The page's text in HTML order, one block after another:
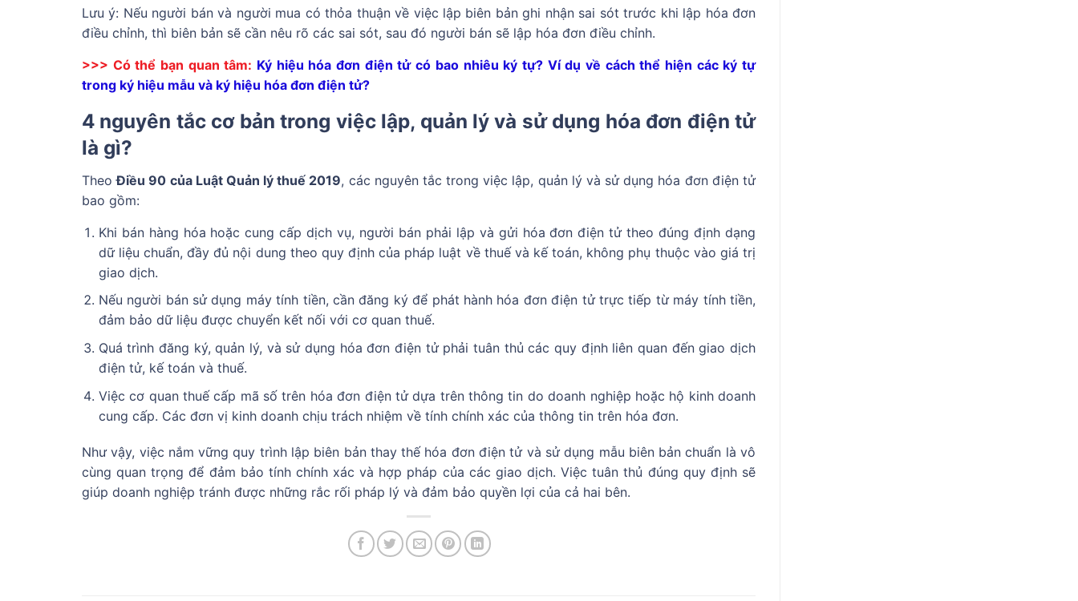
Lưu ý: Nếu người bán và người mua có thỏa thuận về việc lập biên bản ghi nhận sai sót trước khi lập hóa đơn
điều chỉnh, thì biên bản sẽ cần nêu rõ các sai sót, sau đó người bán sẽ lập hóa đơn điều chỉnh.
>>> Có thể bạn quan tâm: Ký hiệu hóa đơn điện tử có bao nhiêu ký tự? Ví dụ về cách thể hiện các ký tự
trong ký hiệu mẫu và ký hiệu hóa đơn điện tử?
4 nguyên tắc cơ bản trong việc lập, quản lý và sử dụng hóa đơn điện tử
là gì?
TheoĐiều 90 của Luật Quản lý thuế 2019, các nguyên tắc trong việc lập, quản lý và sử dụng hóa đơn điện tử
bao gồm:
Khi bán hàng hóa hoặc cung cấp dịch vụ, người bán phải lập và gửi hóa đơn điện tử theo đúng định dạng
dữ liệu chuẩn, đầy đủ nội dung theo quy định của pháp luật về thuế và kế toán, không phụ thuộc vào giá trị
giao dịch.
Nếu người bán sử dụng máy tính tiền, cần đăng ký để phát hành hóa đơn điện tử trực tiếp từ máy tính tiền,
đảm bảo dữ liệu được chuyển kết nối với cơ quan thuế.
Quá trình đăng ký, quản lý, và sử dụng hóa đơn điện tử phải tuân thủ các quy định liên quan đến giao dịch
điện tử, kế toán và thuế.
Việc cơ quan thuế cấp mã số trên hóa đơn điện tử dựa trên thông tin do doanh nghiệp hoặc hộ kinh doanh
cung cấp. Các đơn vị kinh doanh chịu trách nhiệm về tính chính xác của thông tin trên hóa đơn.
Như vậy, việc nắm vững quy trình lập biên bản thay thế hóa đơn điện tử và sử dụng mẫu biên bản chuẩn là vô
cùng quan trọng để đảm bảo tính chính xác và hợp pháp của các giao dịch. Việc tuân thủ đúng quy định sẽ
giúp doanh nghiệp tránh được những rắc rối pháp lý và đảm bảo quyền lợi của cả hai bên.